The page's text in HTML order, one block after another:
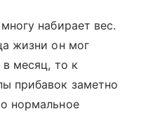
набирает вес.
жизни он мог
в месяц, то к
прибавок заметно
нормальное